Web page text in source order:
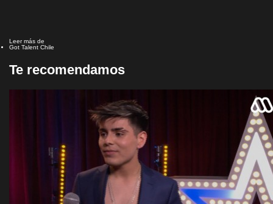
Leer más de
Got Talent Chile
Te recomendamos